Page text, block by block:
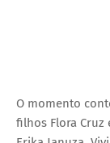
O momento
filhos Flora Cruz